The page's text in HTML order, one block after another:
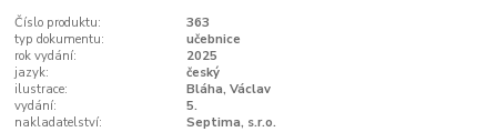
Číslo produktu:
363
typ dokumentu:
učebnice
rok vydání:
2025
jazyk:
český
ilustrace:
Bláha, Václav
vydání:
5.
nakladatelství:
Septima, s.r.o.